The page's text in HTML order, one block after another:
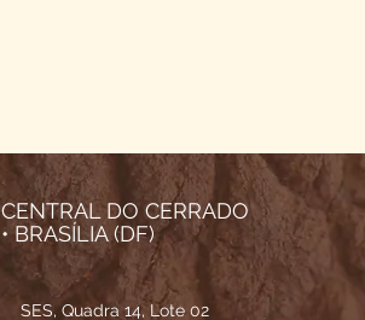
CENTRAL DO CERRADO
• BRASÍLIA (DF)
SES, Quadra 14, Lote 02